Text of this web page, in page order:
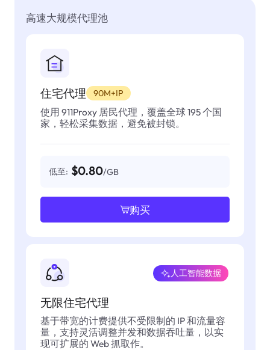
高速大规模代理池
住宅代理 90M+IP
使用 911Proxy 居民代理，覆盖全球 195 个国
家，轻松采集数据，避免被封锁。
低至: $0.80/GB
购买
无限住宅代理
人工智能数据
基于带宽的计费提供不受限制的 IP 和流量容
量，支持灵活调整并发和数据吞吐量，以实
现可扩展的 Web 抓取作。